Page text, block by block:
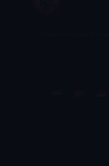
Desenvolvido por Rico